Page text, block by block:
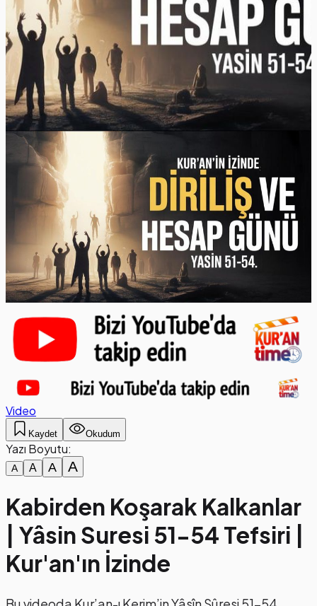
Video
Kaydet Okudum
Yazı Boyutu:
A A A A
Kabirden Koşarak Kalkanlar
| Yâsin Suresi 51-54 Tefsiri |
Kur'an'ın İzinde